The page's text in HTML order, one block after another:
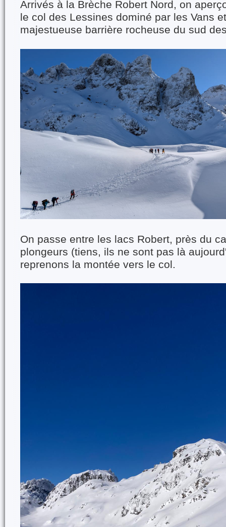
Arrivés à la Brèche Robert Nord, on
le col des Lessines dominé par les Vans
majestueuse barrière rocheuse du sud
On passe entre les lacs Robert, près du
plongeurs (tiens, ils ne sont pas là
reprenons la montée vers le col.